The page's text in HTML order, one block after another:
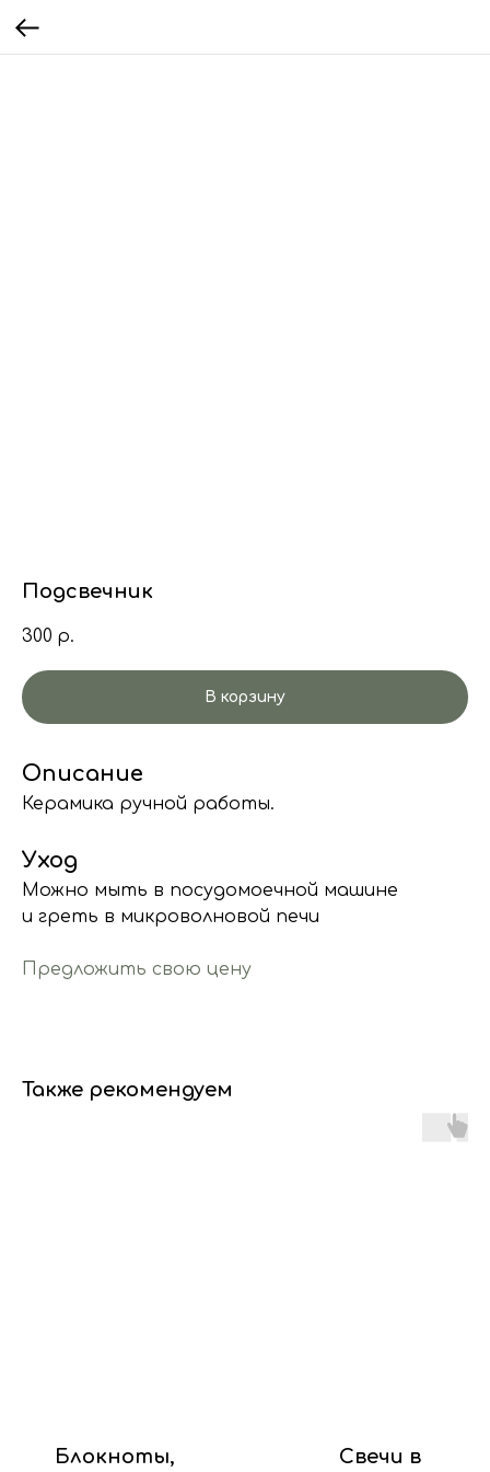
Подсвечник
300 р.
В корзину
Описание
Керамика ручной работы.
Уход
Можно мыть в посудомоечной машине
и греть в микроволновой печи
Предложить свою цену
Также рекомендуем
Блокноты, Свечи в